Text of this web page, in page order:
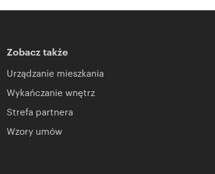
Zobacz także
Urządzanie mieszkania
Wykańczanie wnętrz
Strefa partnera
Wzory umów